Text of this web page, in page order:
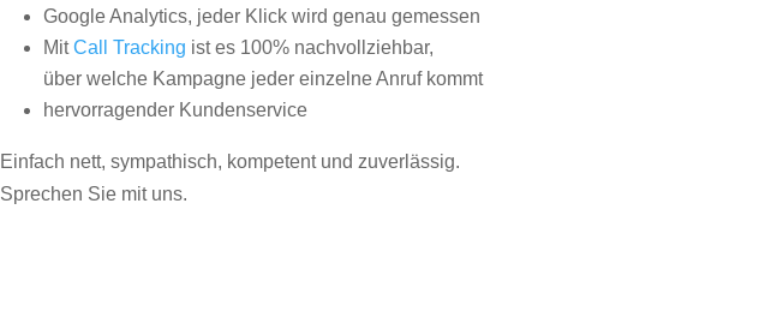
Google Analytics, jeder Klick wird genau gemessen
MitCall Tracking ist es 100% nachvollziehbar,
über welche Kampagne jeder einzelne Anruf kommt
hervorragender Kundenservice
Einfach nett, sympathisch, kompetent und zuverlässig.
Sprechen Sie mit uns.